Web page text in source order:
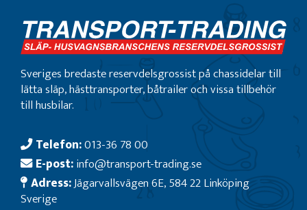
Sveriges bredaste reservdelsgrossist på chassidelar till
lätta släp, hästtransporter, båtrailer och vissa tillbehör
till husbilar.
Telefon:013-36 78 00
E-post:info@transport-trading.se
Adress:Jägarvallsvägen 6E, 584 22 Linköping
Sverige